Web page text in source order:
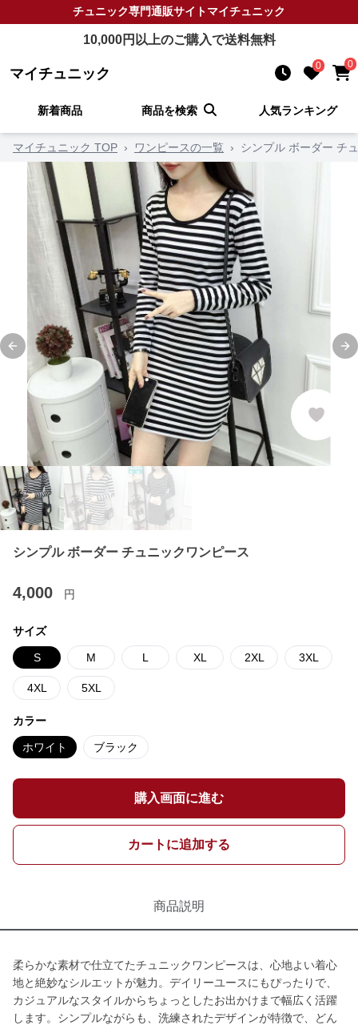
チュニック専門通販サイトマイチュニック
10,000円以上のご購入で送料無料
マイチュニック 0 0
新着商品 商品を検索 人気ランキング
マイチュニック TOP › ワンピースの一覧 › シンプル ボーダー チ
Previous slide
シンプル ボーダー チュニックワンピース
4,000 円
サイズ
S M L XL 2XL 3XL
4XL 5XL
カラー
ホワイト ブラック
購入画面に進む
カートに追加する
商品説明
柔らかな素材で仕立てたチュニックワンピースは、心地よい着心
地と絶妙なシルエットが魅力。デイリーユースにもぴったりで、
カジュアルなスタイルからちょっとしたお出かけまで幅広く活躍
します。シンプルながらも、洗練されたデザインが特徴で、どん